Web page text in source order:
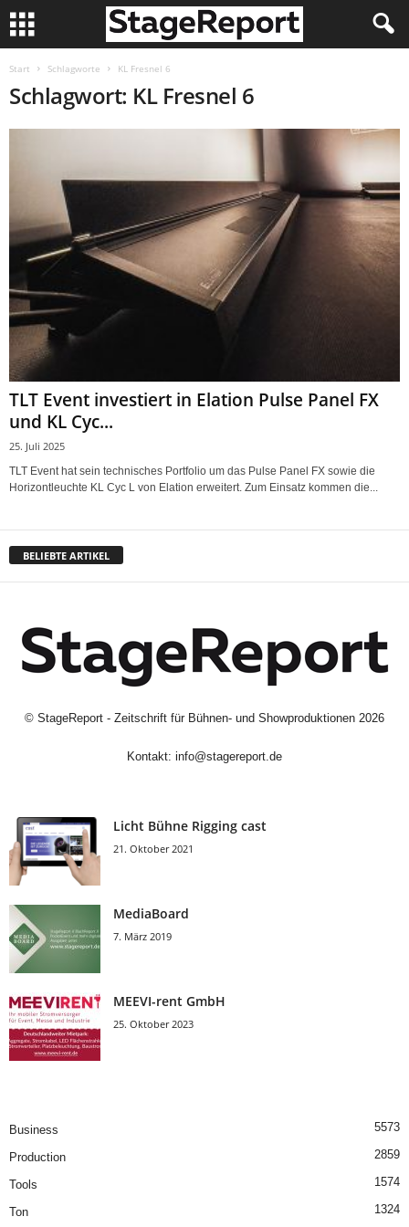
Start Schlagworte KL Fresnel 6
Schlagwort: KL Fresnel 6
TLT Event investiert in Elation Pulse Panel FX
und KL Cyc...
25. Juli 2025
TLT Event hat sein technisches Portfolio um das Pulse Panel FX sowie die
Horizontleuchte KL Cyc L von Elation erweitert. Zum Einsatz kommen die...
BELIEBTE ARTIKEL
© StageReport - Zeitschrift für Bühnen- und Showproduktionen 2026
Kontakt: info@stagereport.de
Licht Bühne Rigging cast
21. Oktober 2021
MediaBoard
7. März 2019
MEEVI-rent GmbH
25. Oktober 2023
Business 5573
Production 2859
Tools 1574
Ton 1324